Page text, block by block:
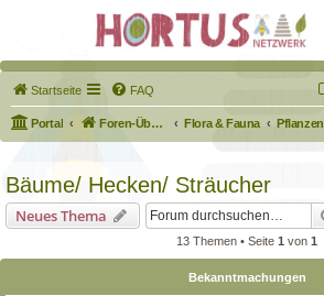
Startseite FAQ
Portal Foren-Übersicht Flora & Fauna Pflanzen
Bäume/ Hecken/ Sträucher
Neues Thema
13 Themen • Seite 1 von 1
Bekanntmachungen